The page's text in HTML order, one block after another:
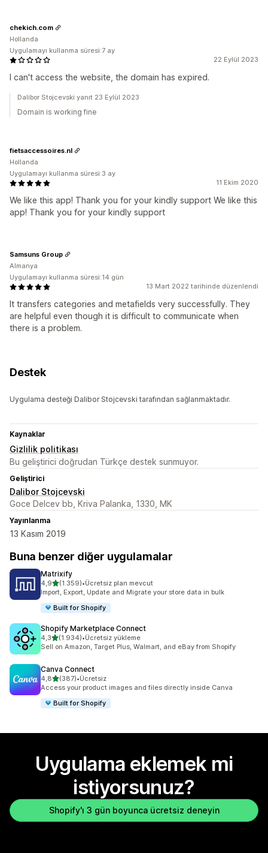
22 Eylül 2023
I can't access the website, the domain has expired.
chekich.com
Hollanda
Uygulamayı kullanma süresi:7 ay
Dalibor Stojcevski yanıt 23 Eylül 2023
Domain is working fine
11 Ekim 2020
We like this app! Thank you for your kindly support We like this
app! Thank you for your kindly support
fietsaccessoires.nl
Hollanda
Uygulamayı kullanma süresi:3 ay
13 Mart 2022 tarihinde düzenlendi
It transfers categories and metafields very successfully. They
are helpful even though it is difficult to communicate when
there is a problem.
Samsuns Group
Almanya
Uygulamayı kullanma süresi:14 gün
Destek
Uygulama desteği Dalibor Stojcevski tarafından sağlanmaktadır.
Kaynaklar
Gizlilik politikası
Bu geliştirici doğrudan Türkçe destek sunmuyor.
Geliştirici
Dalibor Stojcevski
Goce Delcev bb, Kriva Palanka, 1330, MK
Yayınlanma
13 Kasım 2019
Buna benzer diğer uygulamalar
Matrixify
4,95 yıldız üzerinden
(1.359)
toplam 1359 değerlendirme
•Ücretsiz plan mevcut
Import, Export, Update and Migrate your store data in bulk
Built for Shopify
Shopify Marketplace Connect
4,35 yıldız üzerinden
(1.934)
toplam 1934 değerlendirme
•Ücretsiz yükleme
Sell on Amazon, Target Plus, Walmart, and eBay from Shopify
Canva Connect
4,85 yıldız üzerinden
(387)
toplam 387 değerlendirme
•Ücretsiz
Access your product images and files directly inside Canva
Built for Shopify
Uygulama eklemek mi
istiyorsunuz?
Shopify'ı 3 gün boyunca ücretsiz deneyin